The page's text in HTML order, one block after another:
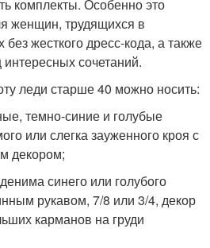
комплекты. Особенно это
женщин, трудящихся в
без жесткого дресс-кода, а также
сочетаний.
леди старше 40 можно носить:
темно-синие и голубые
или слегка зауженного кроя с
декором;
синего или голубого
рукавом, 7/8 или 3/4, декор
карманов на груди